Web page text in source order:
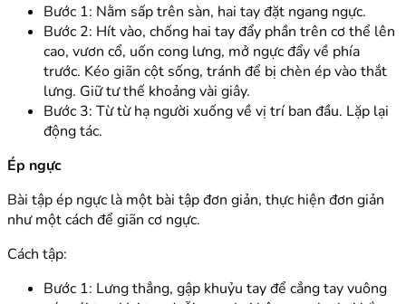
Bước 1: Nằm sấp trên sàn, hai tay đặt ngang ngực.
Bước 2: Hít vào, chống hai tay đẩy phần trên cơ thể lên
cao, vươn cổ, uốn cong lưng, mở ngực đẩy về phía
trước. Kéo giãn cột sống, tránh để bị chèn ép vào thắt
lưng. Giữ tư thế khoảng vài giây.
Bước 3: Từ từ hạ người xuống về vị trí ban đầu. Lặp lại
động tác.
Ép ngực
Bài tập ép ngực là một bài tập đơn giản, thực hiện đơn giản
như một cách để giãn cơ ngực.
Cách tập:
Bước 1: Lưng thẳng, gập khuỷu tay để cẳng tay vuông